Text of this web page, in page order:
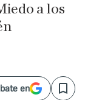
a los
en Save